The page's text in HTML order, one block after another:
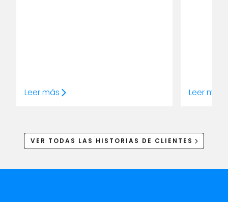
Leer más Leer más
VER TODAS LAS HISTORIAS DE CLIENTES